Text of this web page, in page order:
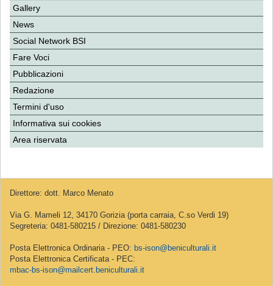
Gallery
News
Social Network BSI
Fare Voci
Pubblicazioni
Redazione
Termini d'uso
Informativa sui cookies
Area riservata
Direttore: dott. Marco Menato
Via G. Mameli 12, 34170 Gorizia (porta carraia, C.so Verdi 19)
Segreteria: 0481-580215 / Direzione: 0481-580230
Posta Elettronica Ordinaria - PEO: bs-ison@beniculturali.it
Posta Elettronica Certificata - PEC:
mbac-bs-ison@mailcert.beniculturali.it